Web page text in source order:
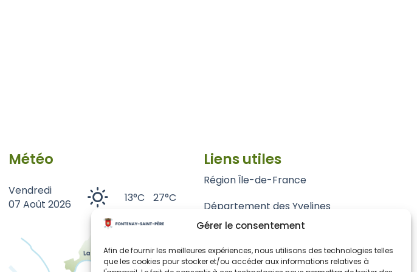
Gérer le consentement
Afin de fournir les meilleures expériences, nous utilisons des technologies telles
que les cookies pour stocker et/ou accéder aux informations relatives à
Météo
Vendredi
07 Août 2026
13°C 27°C
Liens utiles
Région Île-de-France
Département des Yvelines
Grand Paris Seine et Oise
Parc naturel régional du Vexin français